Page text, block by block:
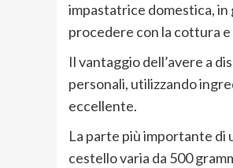
impastatrice domestica, in
procedere con la cottura
Il vantaggio dell’avere a
personali, utilizzando
eccellente.
La parte più importante di
cestello varia da 500